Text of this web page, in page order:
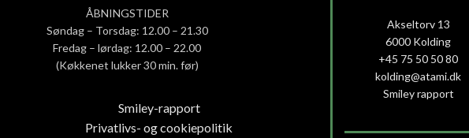
ÅBNINGSTIDER
Søndag – Torsdag: 12.00 – 21.30
Fredag – lørdag: 12.00 – 22.00
(Køkkenet lukker 30 min. før)
Smiley-rapport
Privatlivs- og cookiepolitik
Akseltorv 13
6000 Kolding
+45 75 50 50 80
kolding@atami.dk
Smiley rapport